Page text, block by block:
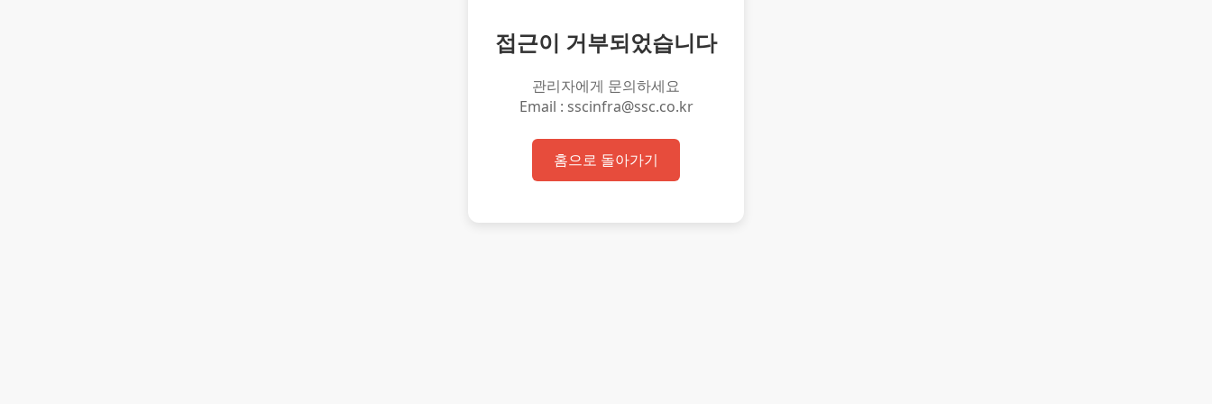
접근이 거부되었습니다
관리자에게 문의하세요
Email : sscinfra@ssc.co.kr
홈으로 돌아가기